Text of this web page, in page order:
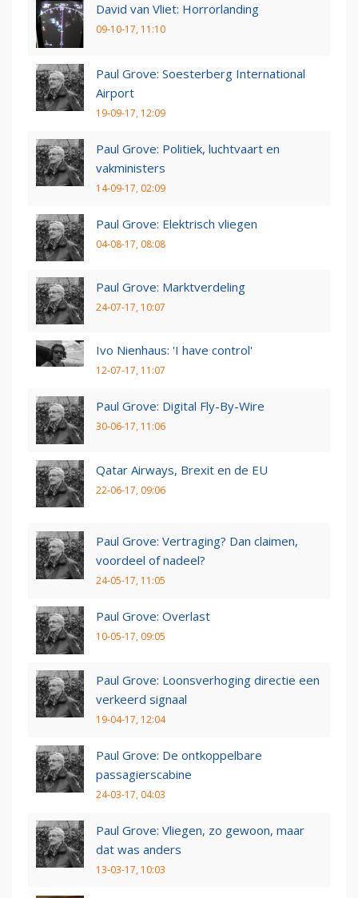
David van Vliet: Horrorlanding
09-10-17, 11:10
Paul Grove: Soesterberg International
Airport
19-09-17, 12:09
Paul Grove: Politiek, luchtvaart en
vakministers
14-09-17, 02:09
Paul Grove: Elektrisch vliegen
04-08-17, 08:08
Paul Grove: Marktverdeling
24-07-17, 10:07
Ivo Nienhaus: 'I have control'
12-07-17, 11:07
Paul Grove: Digital Fly-By-Wire
30-06-17, 11:06
Qatar Airways, Brexit en de EU
22-06-17, 09:06
Paul Grove: Vertraging? Dan claimen,
voordeel of nadeel?
24-05-17, 11:05
Paul Grove: Overlast
10-05-17, 09:05
Paul Grove: Loonsverhoging directie een
verkeerd signaal
19-04-17, 12:04
Paul Grove: De ontkoppelbare
passagierscabine
24-03-17, 04:03
Paul Grove: Vliegen, zo gewoon, maar
dat was anders
13-03-17, 10:03